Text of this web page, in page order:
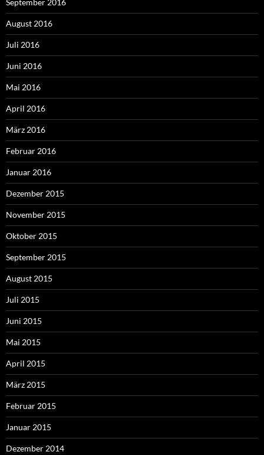
September 2016
August 2016
Juli 2016
Juni 2016
Mai 2016
April 2016
März 2016
Februar 2016
Januar 2016
Dezember 2015
November 2015
Oktober 2015
September 2015
August 2015
Juli 2015
Juni 2015
Mai 2015
April 2015
März 2015
Februar 2015
Januar 2015
Dezember 2014